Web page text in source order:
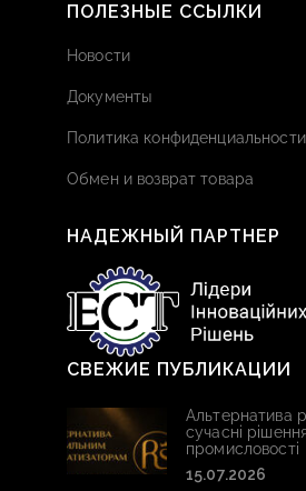
ПОЛЕЗНЫЕ ССЫЛКИ
Новости
Документы
Политика конфиденциальности
Обмен и возврат товара
НАДЕЖНЫЙ ПАРТНЕР
СВЕЖИЕ ПУБЛИКАЦИИ
Альтернатива
сучасні
промисловості
15.07.2026